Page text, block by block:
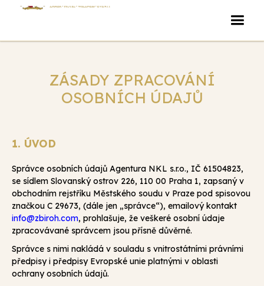
ZÁSADY ZPRACOVÁNÍ
OSOBNÍCH ÚDAJŮ
1. ÚVOD
Správce osobních údajů Agentura NKL s.r.o., IČ 61504823,
se sídlem Slovanský ostrov 226, 110 00 Praha 1, zapsaný v
obchodním rejstříku Městského soudu v Praze pod spisovou
značkou C 29673, (dále jen „správce“), emailový kontakt
info@zbiroh.com, prohlašuje, že veškeré osobní údaje
zpracovávané správcem jsou přísně důvěrné.
Správce s nimi nakládá v souladu s vnitrostátními právními
předpisy i předpisy Evropské unie platnými v oblasti
ochrany osobních údajů.